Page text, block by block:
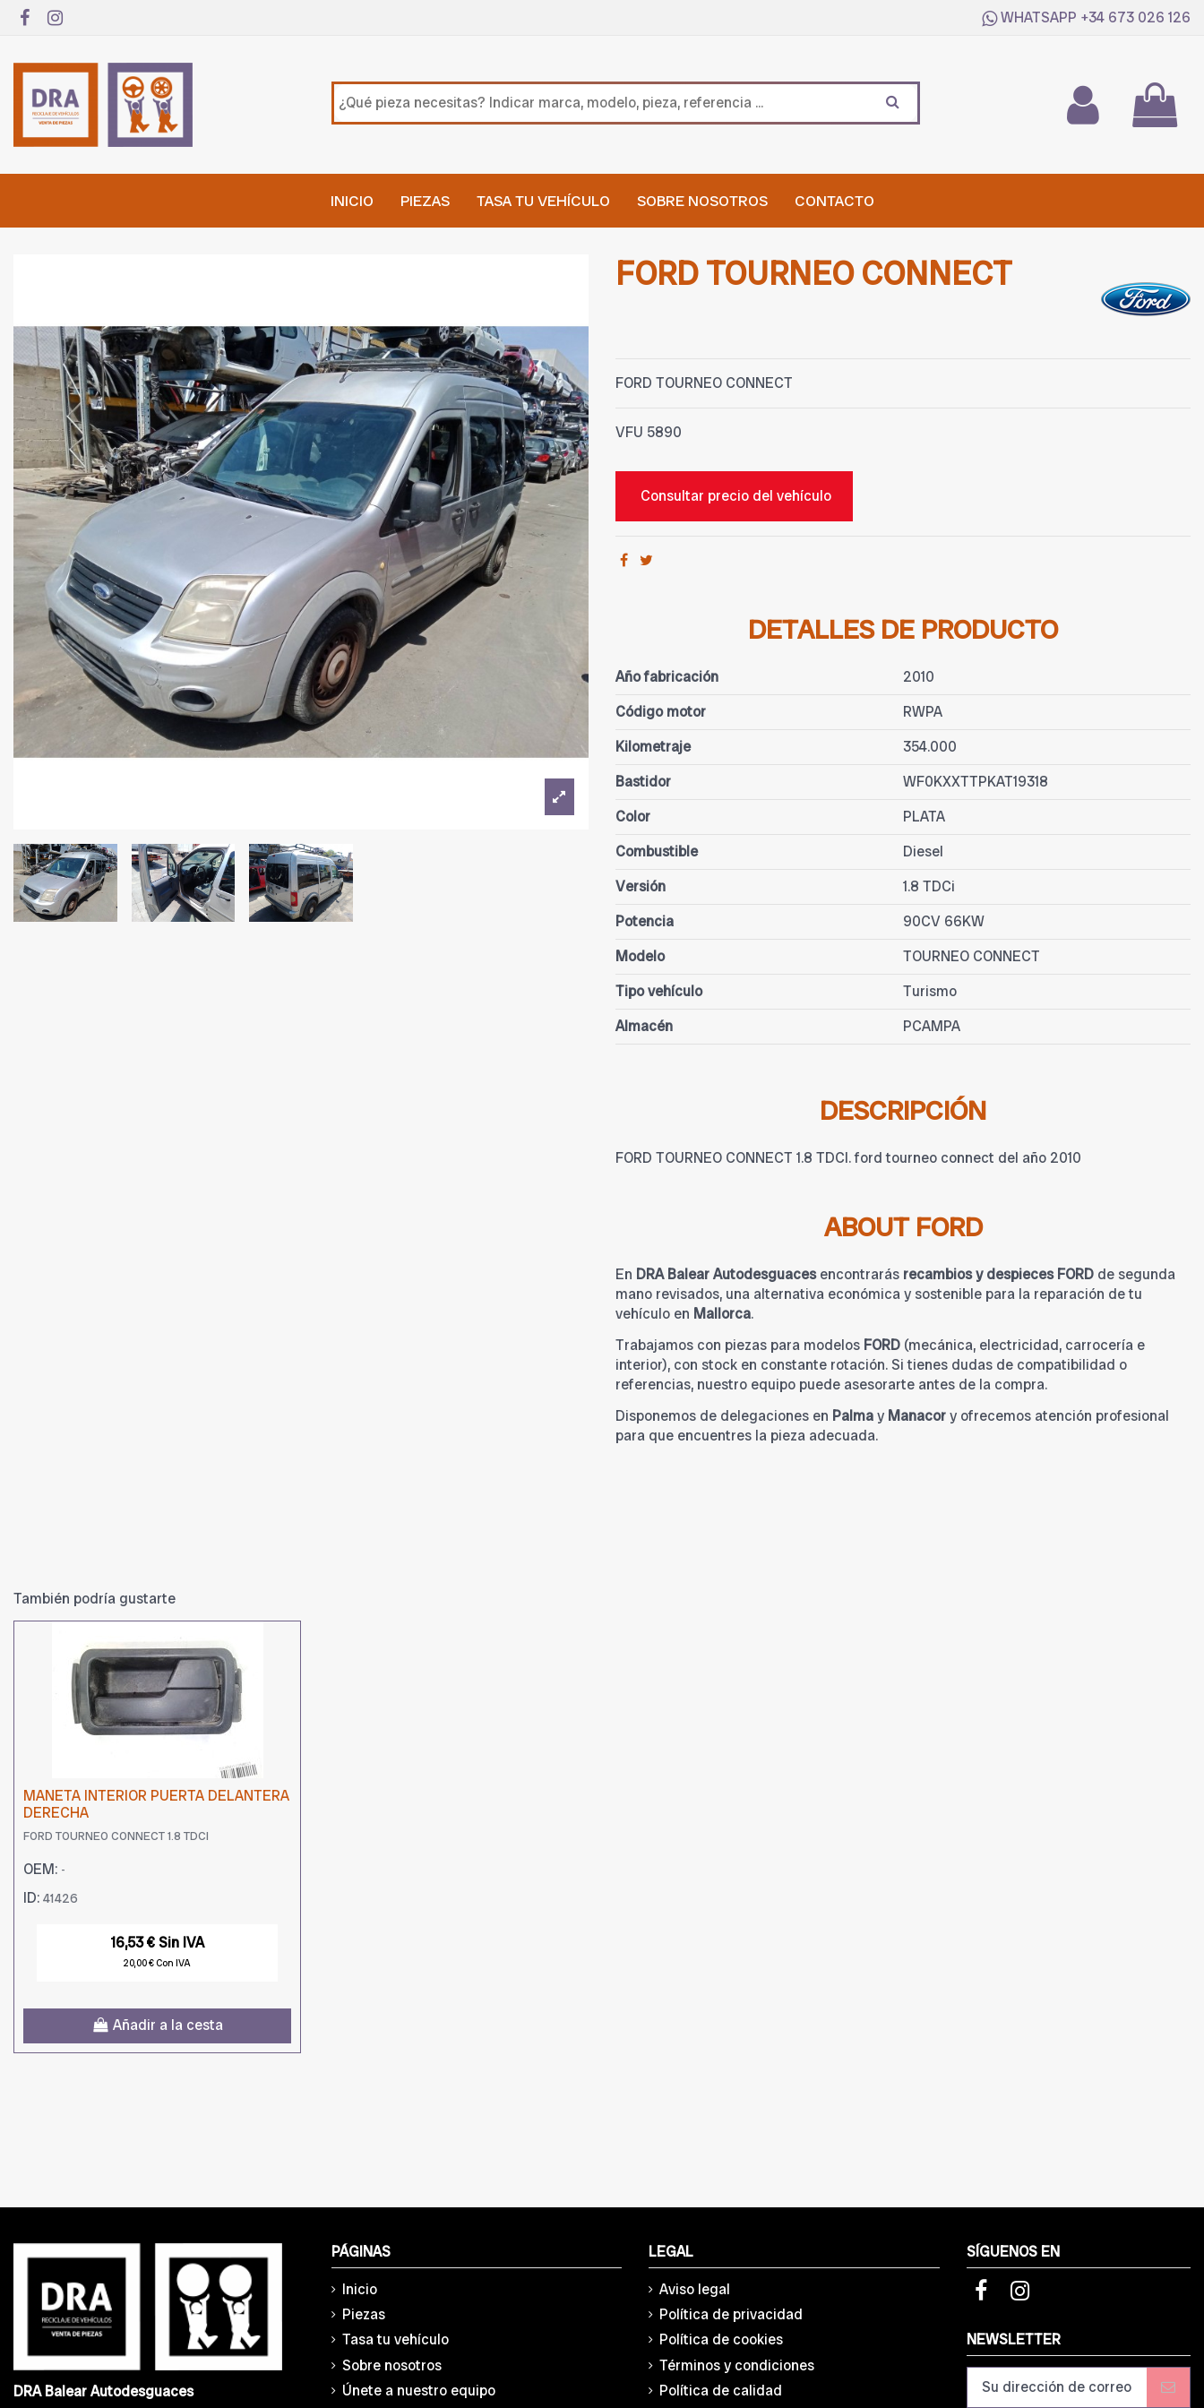
WHATSAPP +34 673 026 126
INICIO PIEZAS TASA TU VEHÍCULO SOBRE NOSOTROS CONTACTO
FORD TOURNEO CONNECT
FORD TOURNEO CONNECT
VFU 5890
Consultar precio del vehículo
DETALLES DE PRODUCTO
Año fabricación
2010
Código motor
RWPA
Kilometraje
354.000
Bastidor
WF0KXXTTPKAT19318
Color
PLATA
Combustible
Diesel
Versión
1.8 TDCi
Potencia
90CV 66KW
Modelo
TOURNEO CONNECT
Tipo vehículo
Turismo
Almacén
PCAMPA
DESCRIPCIÓN
FORD TOURNEO CONNECT 1.8 TDCI. ford tourneo connect del año 2010
ABOUT FORD
En DRA Balear Autodesguacesencontrarás recambios y despieces FORD de segunda
mano revisados, una alternativa económica y sostenible para la reparación de tu
vehículo en Mallorca.
Trabajamos con piezas para modelos FORD (mecánica, electricidad, carrocería e
interior), con stock en constante rotación. Si tienes dudas de compatibilidad o
referencias, nuestro equipo puede asesorarte antes de la compra.
Disponemos de delegaciones en Palmay Manacory ofrecemos atención profesional
para que encuentres la pieza adecuada.
También podría gustarte
MANETA INTERIOR PUERTA DELANTERA
DERECHA
FORD TOURNEO CONNECT 1.8 TDCI
OEM: -
ID: 41426
16,53 € Sin IVA
20,00 € Con IVA
Añadir a la cesta
DRA Balear Autodesguaces
PÁGINAS
Inicio
Piezas
Tasa tu vehículo
Sobre nosotros
Únete a nuestro equipo
LEGAL
Aviso legal
Política de privacidad
Política de cookies
Términos y condiciones
Política de calidad
SÍGUENOS EN
NEWSLETTER